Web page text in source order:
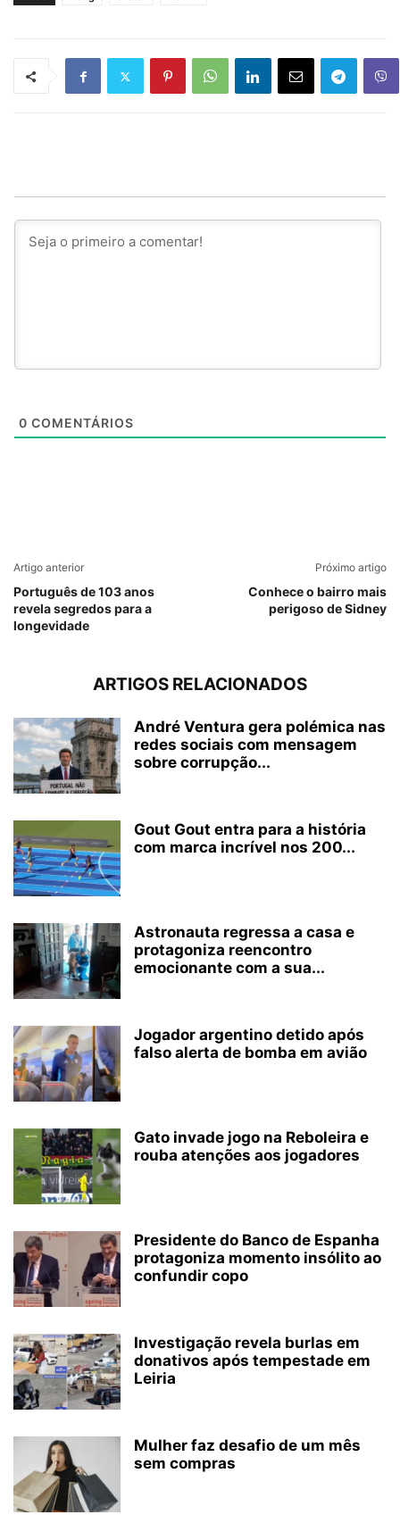
0 COMENTÁRIOS
Artigo anterior
Português de 103 anos
revela segredos para a
longevidade
Próximo artigo
Conhece o bairro mais
perigoso de Sidney
ARTIGOS RELACIONADOS
André Ventura gera polémica nas
redes sociais com mensagem
sobre corrupção...
Gout Gout entra para a história
com marca incrível nos 200...
Astronauta regressa a casa e
protagoniza reencontro
emocionante com a sua...
Jogador argentino detido após
falso alerta de bomba em avião
Gato invade jogo na Reboleira e
rouba atenções aos jogadores
Presidente do Banco de Espanha
protagoniza momento insólito ao
confundir copo
Investigação revela burlas em
donativos após tempestade em
Leiria
Mulher faz desafio de um mês
sem compras